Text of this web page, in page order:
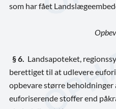
som har fået
§ 6. Landsapoteket,
berettiget til at udlevere
opbevare større beholdninger
euforiserende stoffer end